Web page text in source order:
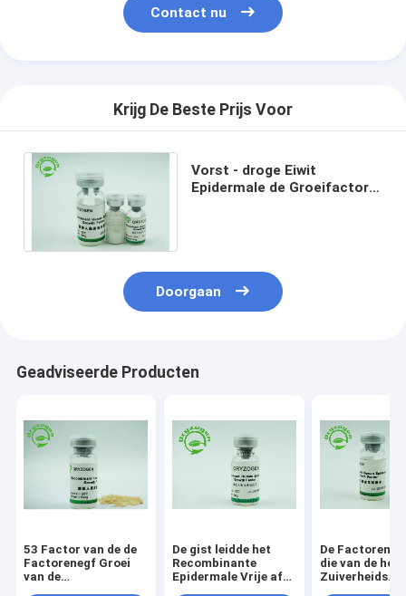
Contact nu
Krijg De Beste Prijs Voor
Vorst - droge Eiwit
Epidermale de Groeifactor
Doorgaan
Geadviseerde Producten
53 Factor van de de
Factorenegf Groei
van de
De gist leidde het
Recombinante
Epidermale Vrije af
De
die van de
Zuiverheids